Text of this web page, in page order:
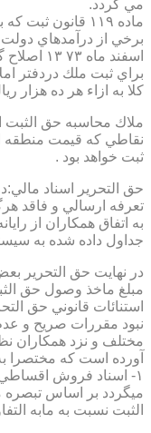
مي گردد.
ماده ۱۱۹
اسفند ماه ۷۳ ۱۳ اصلاح گرديده مقرر مي دارد:
كلا به ازاء هر ده هزار
ملاك محاسبه حق الثبت
نقاطي كه قيمت منطقه
ثبت خواهد بود .
حق التحرير اسناد
تعرفه ارسالي و فاقد
به اتفاق همكاران از
جداول داده شده به
در نهايت حق التحرير
مبلغ ماخذ وصول حق
استنائات قانوني حق
نبود مقررات صريح و
مختلف و نزد همكاران
آورده است كه مختصرا
۱- اسناد فروش
الثبت نسبت به مابه